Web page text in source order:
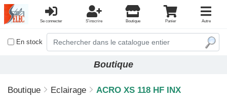
Se connecter S'inscrire Boutique Panier Autre
En stock
Boutique
Boutique Eclairage ACRO XS 118 HF INX